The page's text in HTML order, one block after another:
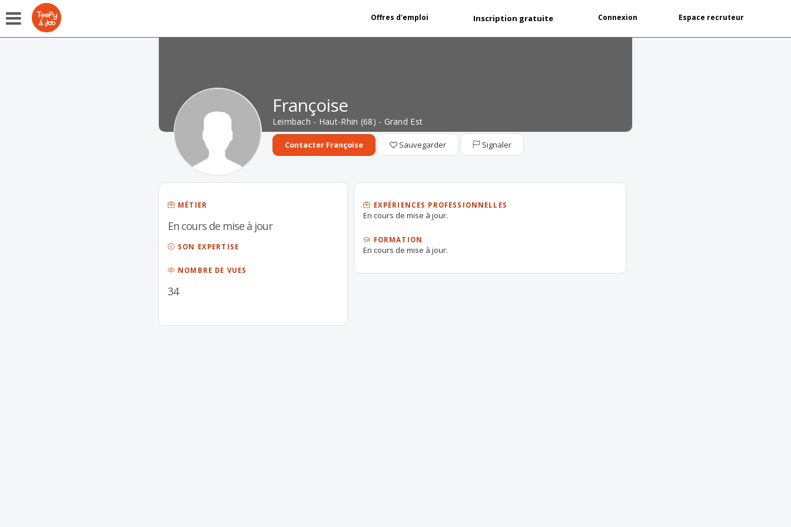
Offres d'emploi Inscription gratuite Connexion Espace recruteur
Françoise
Leimbach - Haut-Rhin (68) - Grand Est
Contacter Françoise Sauvegarder Signaler
MÉTIER
En cours de mise à jour
SON EXPERTISE
NOMBRE DE VUES
34
EXPÉRIENCES PROFESSIONNELLES
En cours de mise à jour.
FORMATION
En cours de mise à jour.